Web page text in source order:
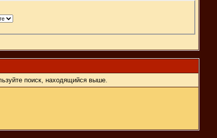
поиск, находящийся выше.